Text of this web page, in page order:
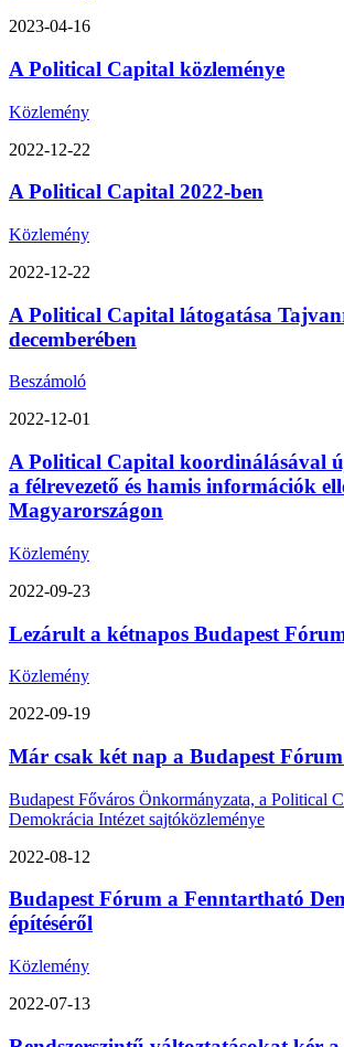
2023-04-16
A Political Capital közleménye
Közlemény
2022-12-22
A Political Capital 2022-ben
Közlemény
2022-12-22
A Political Capital látogatása
decemberében
Beszámoló
2022-12-01
A Political Capital koordinálásával
a félrevezető és hamis információk
Magyarországon
Közlemény
2022-09-23
Lezárult a kétnapos Budapest
Közlemény
2022-09-19
Már csak két nap a Budapest
Budapest Főváros Önkormányzata, a Political
Demokrácia Intézet sajtóközleménye
2022-08-12
Budapest Fórum a Fenntartható
építéséről
Közlemény
2022-07-13